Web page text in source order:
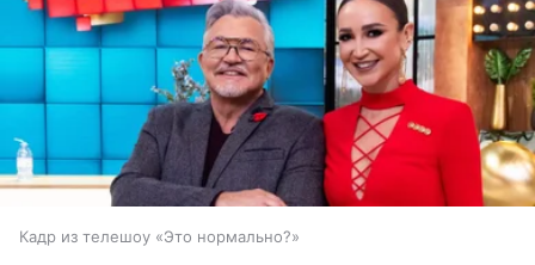
Кадр из телешоу «Это нормально?»